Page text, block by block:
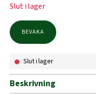
Slut i lager
BEVAKA
Slut i lager
Beskrivning